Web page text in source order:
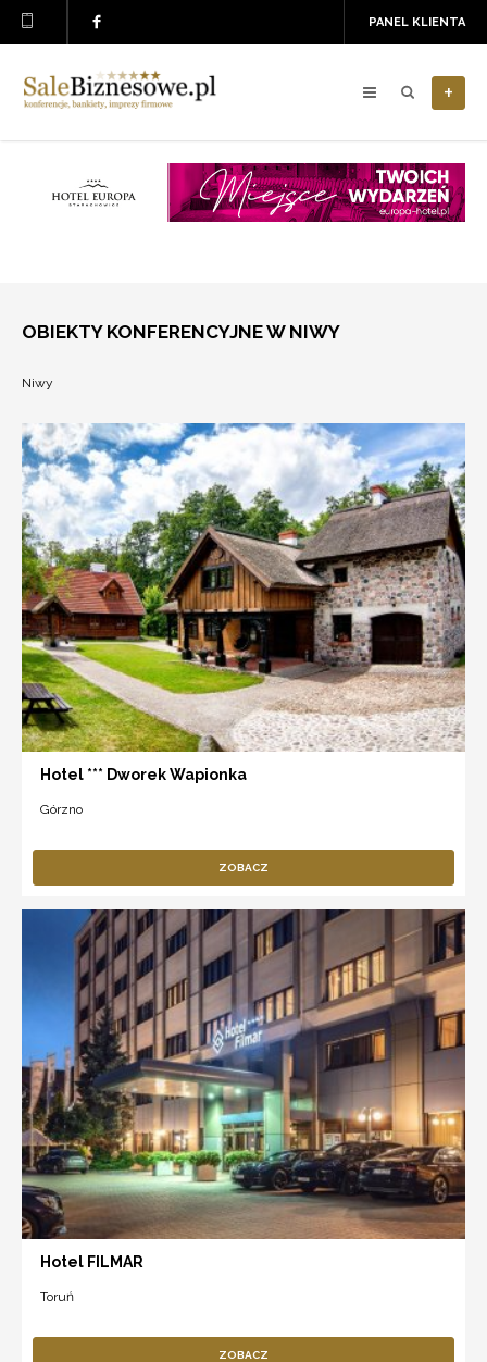
PANEL KLIENTA
+
OBIEKTY KONFERENCYJNE W NIWY
Niwy
Hotel *** Dworek Wapionka
Górzno
ZOBACZ
Hotel FILMAR
Toruń
ZOBACZ